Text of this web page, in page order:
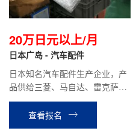
20万日元以上/月
日本广岛 - 汽车配件
日本知名汽车配件生产企业，产
品供给三菱、马自达、雷克萨斯
等名牌汽车，产品销往全球，经
营稳定。主要负责汽车配件的加
工、质检和包装工作。
查看报名